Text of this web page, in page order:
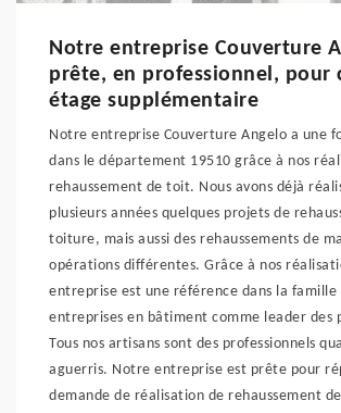
Notre entreprise Couverture
prête, en professionnel, pour
étage supplémentaire
Notre entreprise Couverture Angelo a une
dans le département 19510 grâce à nos
rehaussement de toit. Nous avons déjà
plusieurs années quelques projets de
toiture, mais aussi des rehaussements de
opérations différentes. Grâce à nos
entreprise est une référence dans la famille
entreprises en bâtiment comme leader des
Tous nos artisans sont des professionnels
aguerris. Notre entreprise est prête pour
demande de réalisation de rehaussement